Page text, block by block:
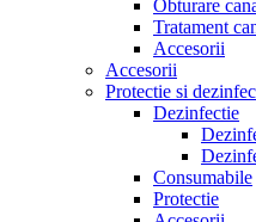
Obturare
Tratament
Accesorii
Accesorii
Protectie si
Dezinfectie
Consumabile
Protectie